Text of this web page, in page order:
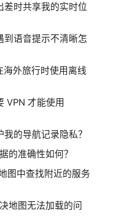
差时共享我的实时位
到语音提示不清晰怎
海外旅行时使用离线
VPN 才能使用
的导航记录隐私？
的准确性如何？
图中查找附近的服务
地图无法加载的问